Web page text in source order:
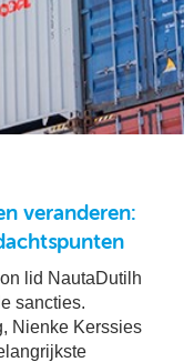
veranderen:
lid NautaDutilh
sancties.
Nienke Kerssies